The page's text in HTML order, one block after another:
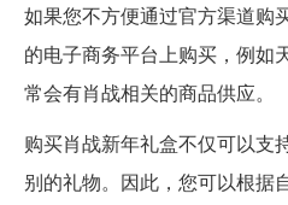
如果您不方便通过官方渠道购
的电子商务平台上购买，例如
常会有肖战相关的商品供应。
购买肖战新年礼盒不仅可以支
别的礼物。因此，您可以根据